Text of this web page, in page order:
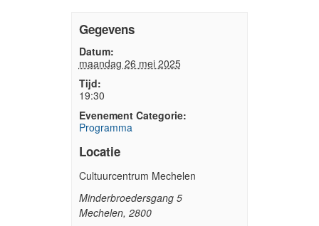
Gegevens
Datum:
maandag 26 mei 2025
Tijd:
19:30
Evenement Categorie:
Programma
Locatie
Cultuurcentrum Mechelen
Minderbroedersgang 5
Mechelen, 2800